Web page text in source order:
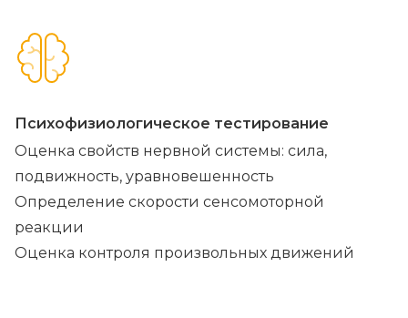
Психофизиологическое тестирование
Оценка свойств нервной системы: сила,
подвижность, уравновешенность
Определение скорости сенсомоторной
реакции
Оценка контроля произвольных движений